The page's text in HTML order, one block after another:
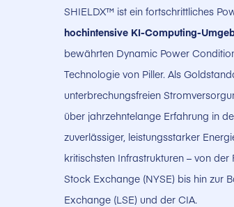
SHIELDX™ ist ein fortschrittliches
hochintensive KI-Computing-
bewährten Dynamic Power
Technologie von Piller. Als
unterbrechungsfreien
über jahrzehntelange Erfahrung in
zuverlässiger, leistungsstarker
kritischsten Infrastrukturen – von
Stock Exchange (NYSE) bis hin zur
Exchange (LSE) und der CIA.